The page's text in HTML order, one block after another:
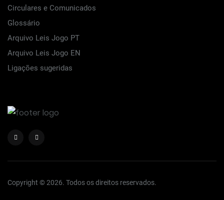
Circulares e Comunicados
Glossário
Arquivo Leis Jogo PT
Arquivo Leis Jogo EN
Ligações sugeridas
Copyright © 2026. Todos os direitos reservados.